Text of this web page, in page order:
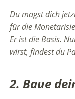
Du magst dich
für die
Er ist die Basis.
wirst, findest du
2. Baue